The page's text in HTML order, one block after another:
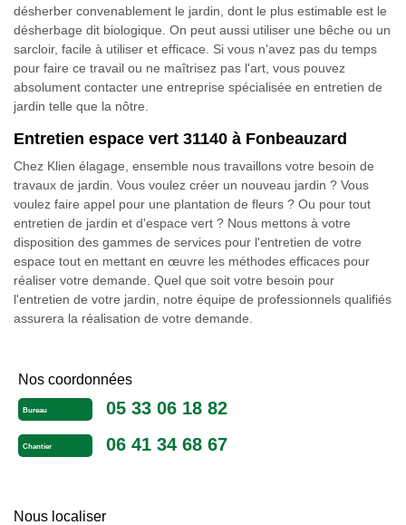
désherber convenablement le jardin, dont le plus estimable est le
désherbage dit biologique. On peut aussi utiliser une bêche ou un
sarcloir, facile à utiliser et efficace. Si vous n'avez pas du temps
pour faire ce travail ou ne maîtrisez pas l'art, vous pouvez
absolument contacter une entreprise spécialisée en entretien de
jardin telle que la nôtre.
Entretien espace vert 31140 à Fonbeauzard
Chez Klien élagage, ensemble nous travaillons votre besoin de
travaux de jardin. Vous voulez créer un nouveau jardin ? Vous
voulez faire appel pour une plantation de fleurs ? Ou pour tout
entretien de jardin et d'espace vert ? Nous mettons à votre
disposition des gammes de services pour l'entretien de votre
espace tout en mettant en œuvre les méthodes efficaces pour
réaliser votre demande. Quel que soit votre besoin pour
l'entretien de votre jardin, notre équipe de professionnels qualifiés
assurera la réalisation de votre demande.
Nos coordonnées
Bureau 05 33 06 18 82
Chantier 06 41 34 68 67
Nous localiser